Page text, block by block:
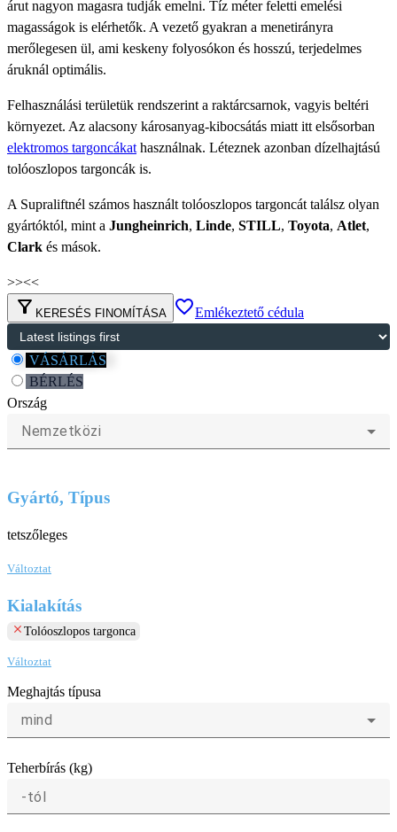
árut nagyon magasra tudják emelni. Tíz méter feletti emelési
magasságok is elérhetők. A vezető gyakran a menetirányra
merőlegesen ül, ami keskeny folyosókon és hosszú, terjedelmes
áruknál optimális.
Felhasználási területük rendszerint a raktárcsarnok, vagyis beltéri
környezet. Az alacsony károsanyag-kibocsátás miatt itt elsősorban
elektromos targoncákat használnak. Léteznek azonban dízelhajtású
tolóoszlopos targoncák is.
A Supraliftnél számos használt tolóoszlopos targoncát találsz olyan
gyártóktól, mint a Jungheinrich, Linde, STILL, Toyota, Atlet,
Clark és mások.
>><<
filter_alt KERESÉS FINOMÍTÁSA favorite_borderEmlékeztető cédula
VÁSÁRLÁS
BÉRLÉS
Ország
Nemzetközi
Gyártó, Típus
tetszőleges
Változtat
Kialakítás
clear Tolóoszlopos targonca
Változtat
Meghajtás típusa
mind
Teherbírás (kg)
-tól